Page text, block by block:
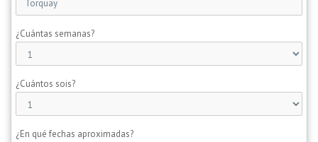
¿Cuántas semanas?
¿Cuántos sois?
¿En qué fechas aproximadas?